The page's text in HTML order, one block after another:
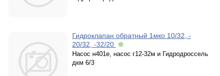
Гидроклапан обратный 1мко 10/32, -
20/32, -32/20
Насос н401е, насос г12-32м и Гидродроссель
дкм 6/3